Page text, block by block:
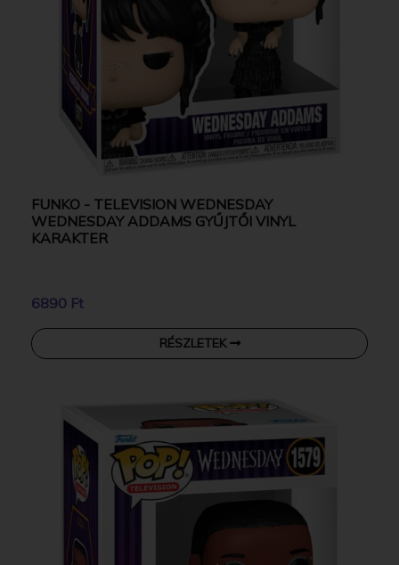
FUNKO - TELEVISION WEDNESDAY
WEDNESDAY ADDAMS GYŰJTŐI VINYL
KARAKTER
6890 Ft
RÉSZLETEK